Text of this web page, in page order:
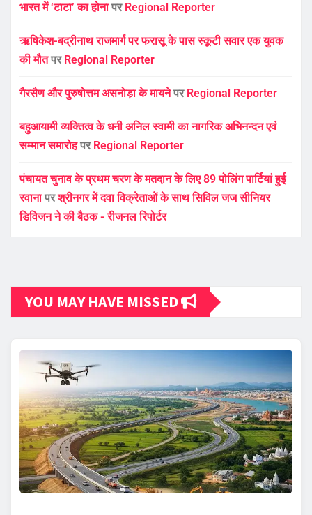
भारत में ‘टाटा’ का होनापर Regional Reporter
ऋषिकेश-बद्रीनाथ राजमार्ग पर फरासू के पास स्कूटी सवार एक युवक
की मौतपर Regional Reporter
गैरसैण और पुरुषोत्तम असनोड़ा के मायनेपर Regional Reporter
बहुआयामी व्यक्तित्व के धनी अनिल स्वामी का नागरिक अभिनन्दन एवं
सम्मान समारोहपर Regional Reporter
पंचायत चुनाव के प्रथम चरण के मतदान के लिए 89 पोलिंग पार्टियां हुई
रवानापरश्रीनगर में दवा विक्रेताओं के साथ सिविल जज सीनियर
डिविजन ने की बैठक - रीजनल रिपोर्टर
YOU MAY HAVE MISSED